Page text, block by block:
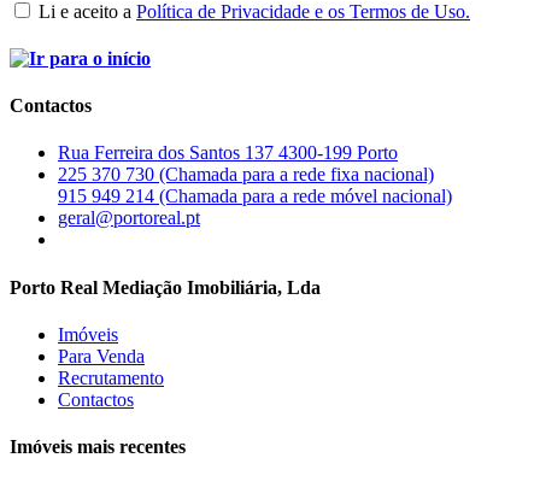
Li e aceito a Política de Privacidade e os Termos de Uso.
Contactos
Rua Ferreira dos Santos 137 4300-199 Porto
225 370 730 (Chamada para a rede fixa nacional)
915 949 214 (Chamada para a rede móvel nacional)
geral@portoreal.pt
Porto Real Mediação Imobiliária, Lda
Imóveis
Para Venda
Recrutamento
Contactos
Imóveis mais recentes